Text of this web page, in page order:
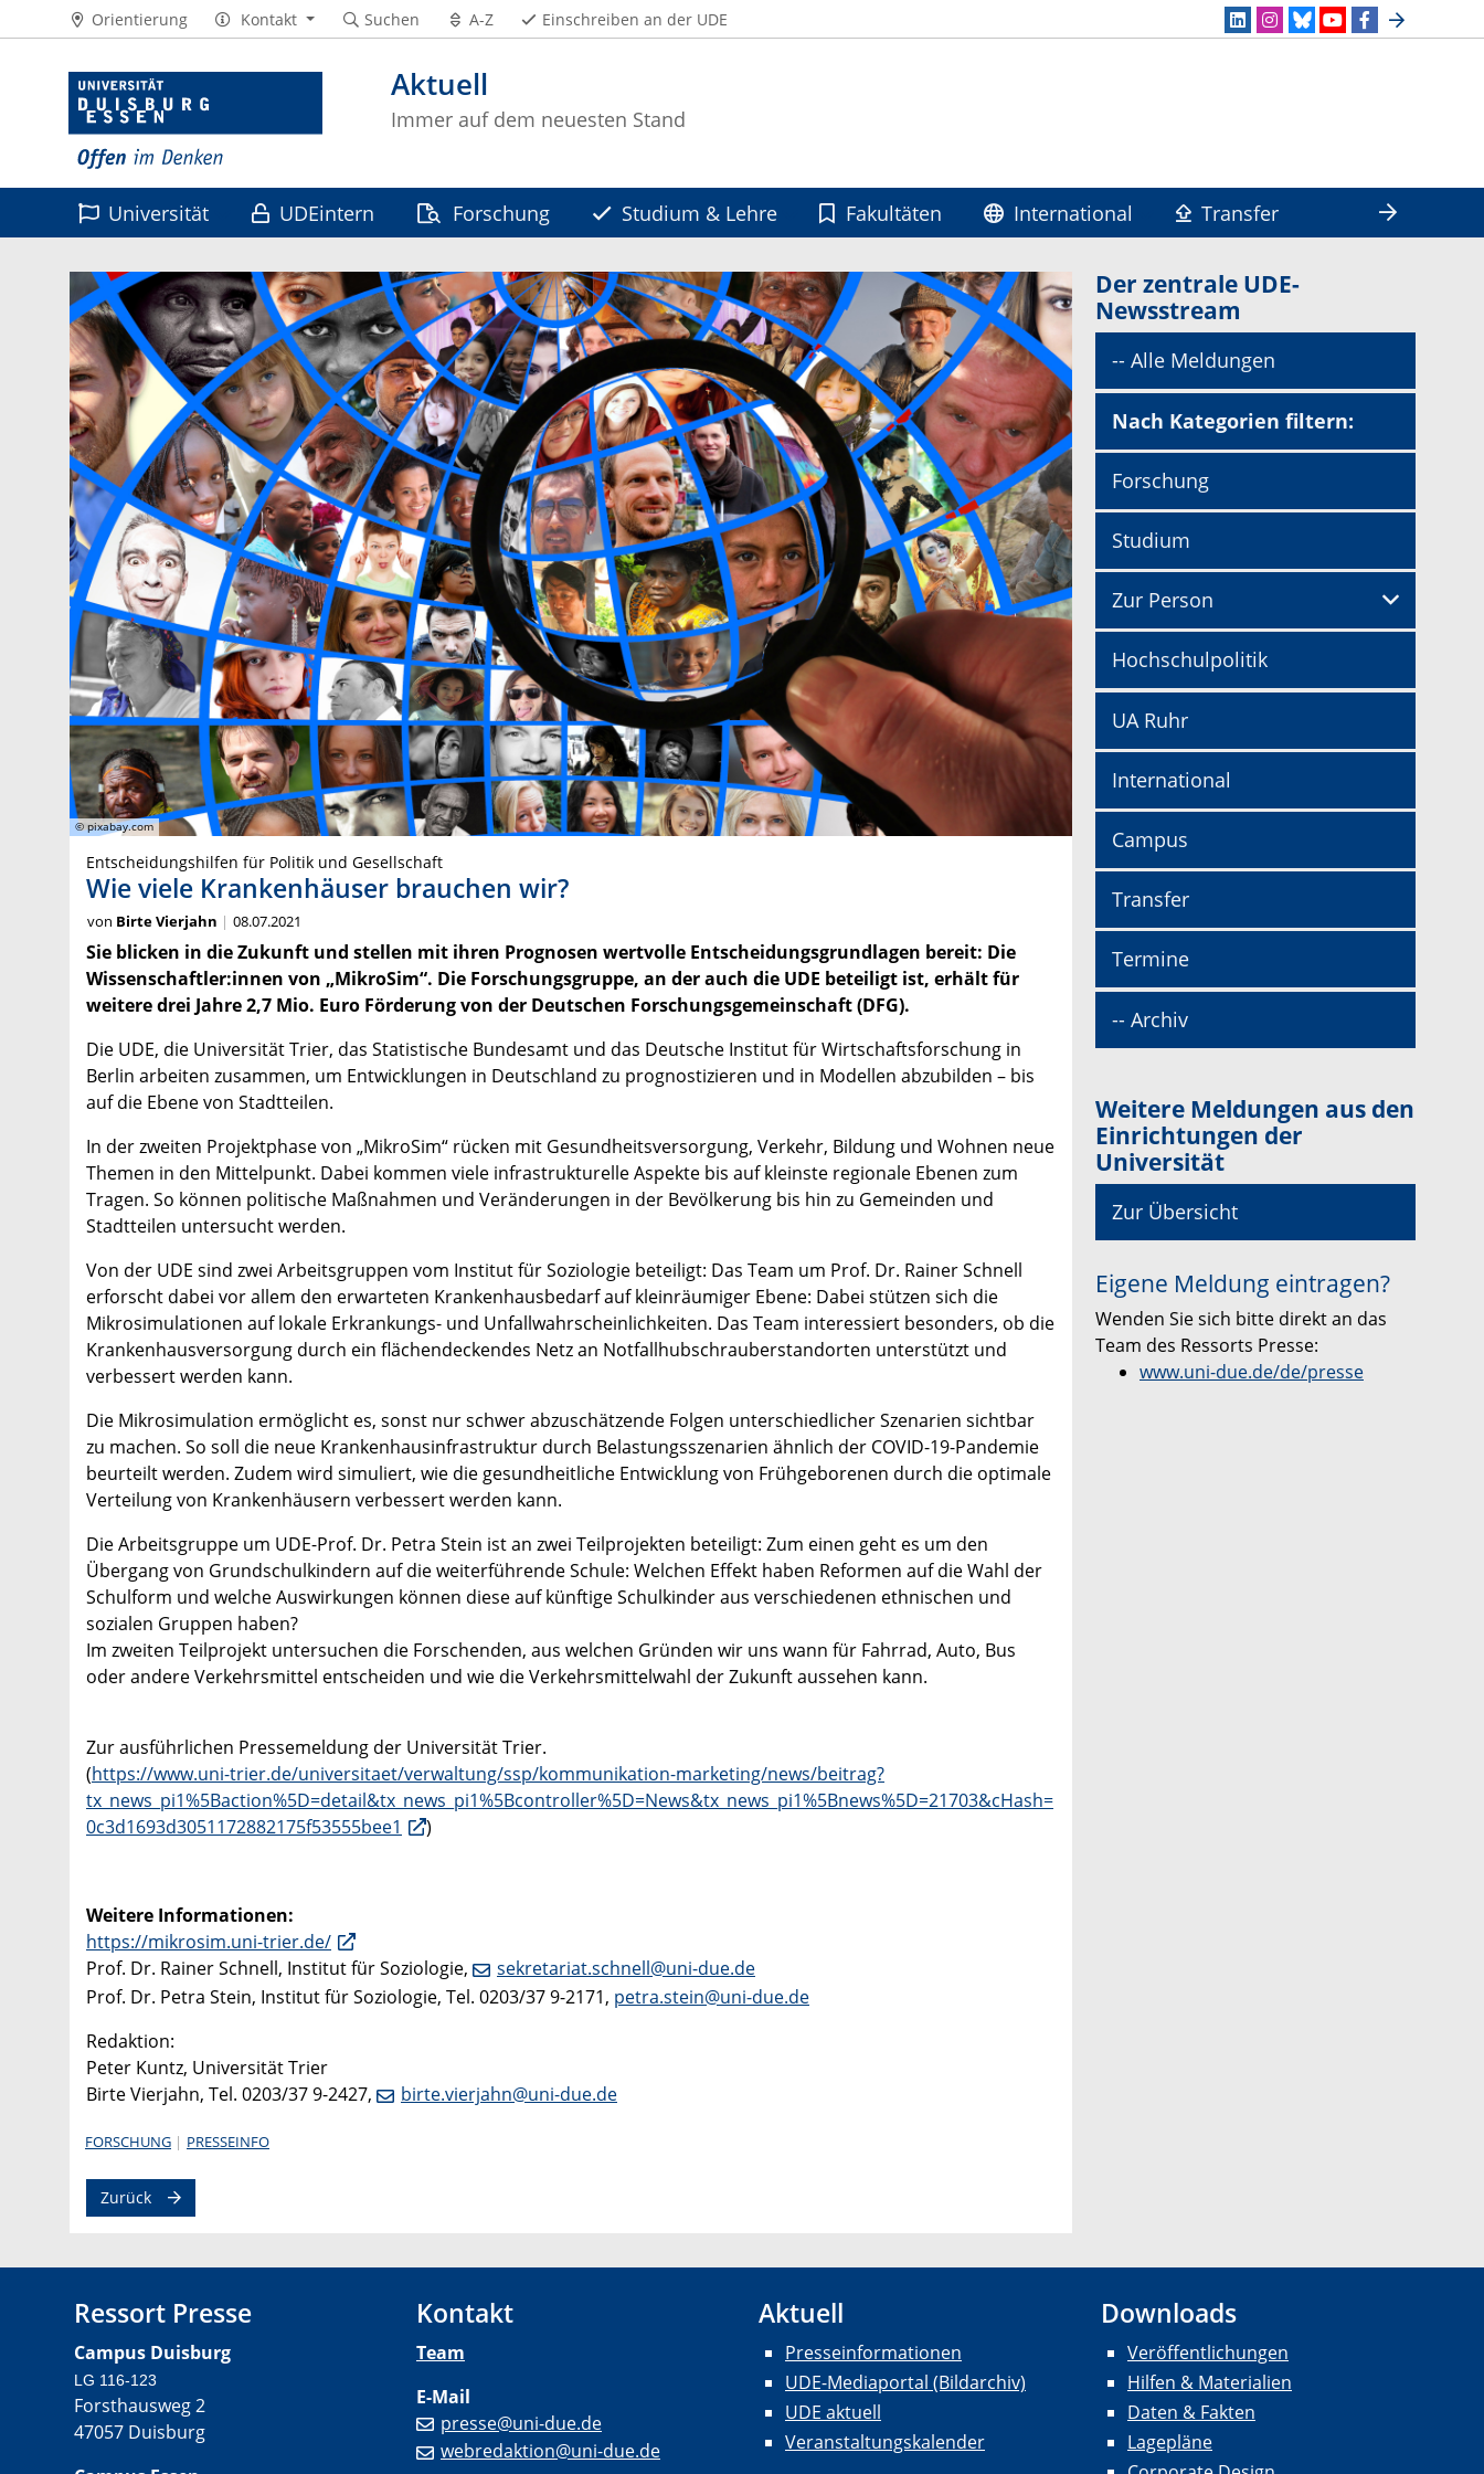
Aktuell
Immer auf dem neuesten Stand
Orientierung Kontakt Suchen A-Z Einschreiben an der UDE
Universität UDEintern Forschung Studium & Lehre Fakultäten International
Transfer
© pixabay.com
Entscheidungshilfen für Politik und Gesellschaft
Wie viele Krankenhäuser brauchen wir?
von Birte Vierjahn 08.07.2021
Sie blicken in die Zukunft und stellen mit ihren Prognosen wertvolle Entscheidungsgrundlagen bereit: Die
Wissenschaftler:innen von „MikroSim“. Die Forschungsgruppe, an der auch die UDE beteiligt ist, erhält für
weitere drei Jahre 2,7 Mio. Euro Förderung von der Deutschen Forschungsgemeinschaft (DFG).
Die UDE, die Universität Trier, das Statistische Bundesamt und das Deutsche Institut für Wirtschaftsforschung in
Berlin arbeiten zusammen, um Entwicklungen in Deutschland zu prognostizieren und in Modellen abzubilden – bis
auf die Ebene von Stadtteilen.
In der zweiten Projektphase von „MikroSim“ rücken mit Gesundheitsversorgung, Verkehr, Bildung und Wohnen neue
Themen in den Mittelpunkt. Dabei kommen viele infrastrukturelle Aspekte bis auf kleinste regionale Ebenen zum
Tragen. So können politische Maßnahmen und Veränderungen in der Bevölkerung bis hin zu Gemeinden und
Stadtteilen untersucht werden.
Von der UDE sind zwei Arbeitsgruppen vom Institut für Soziologie beteiligt: Das Team um Prof. Dr. Rainer Schnell
erforscht dabei vor allem den erwarteten Krankenhausbedarf auf kleinräumiger Ebene: Dabei stützen sich die
Mikrosimulationen auf lokale Erkrankungs- und Unfallwahrscheinlichkeiten. Das Team interessiert besonders, ob die
Krankenhausversorgung durch ein flächendeckendes Netz an Notfallhubschrauberstandorten unterstützt und
verbessert werden kann.
Die Mikrosimulation ermöglicht es, sonst nur schwer abzuschätzende Folgen unterschiedlicher Szenarien sichtbar
zu machen. So soll die neue Krankenhausinfrastruktur durch Belastungsszenarien ähnlich der COVID-19-Pandemie
beurteilt werden. Zudem wird simuliert, wie die gesundheitliche Entwicklung von Frühgeborenen durch die optimale
Verteilung von Krankenhäusern verbessert werden kann.
Die Arbeitsgruppe um UDE-Prof. Dr. Petra Stein ist an zwei Teilprojekten beteiligt: Zum einen geht es um den
Übergang von Grundschulkindern auf die weiterführende Schule: Welchen Effekt haben Reformen auf die Wahl der
Schulform und welche Auswirkungen können diese auf künftige Schulkinder aus verschiedenen ethnischen und
sozialen Gruppen haben?
Im zweiten Teilprojekt untersuchen die Forschenden, aus welchen Gründen wir uns wann für Fahrrad, Auto, Bus
oder andere Verkehrsmittel entscheiden und wie die Verkehrsmittelwahl der Zukunft aussehen kann.
Zur ausführlichen Pressemeldung der Universität Trier.
(https://www.uni-trier.de/universitaet/verwaltung/ssp/kommunikation-marketing/news/beitrag?
tx_news_pi1%5Baction%5D=detail&tx_news_pi1%5Bcontroller%5D=News&tx_news_pi1%5Bnews%5D=21703&cHash=
0c3d1693d3051172882175f53555bee1
)
Weitere Informationen:
https://mikrosim.uni-trier.de/
Prof. Dr. Rainer Schnell, Institut für Soziologie,
sekretariat.schnell@uni-due.de
Prof. Dr. Petra Stein, Institut für Soziologie, Tel. 0203/37 9-2171, petra.stein@uni-due.de
Redaktion:
Peter Kuntz, Universität Trier
Birte Vierjahn, Tel. 0203/37 9-2427,
birte.vierjahn@uni-due.de
FORSCHUNG PRESSEINFO
Zurück
Der zentrale UDE-
Newsstream
-- Alle Meldungen
Nach Kategorien filtern:
Forschung
Studium
Zur Person
Hochschulpolitik
UA Ruhr
International
Campus
Transfer
Termine
-- Archiv
Weitere Meldungen aus den
Einrichtungen der
Universität
Zur Übersicht
Eigene Meldung eintragen?
Wenden Sie sich bitte direkt an das
Team des Ressorts Presse:
www.uni-due.de/de/presse
Ressort Presse
Campus Duisburg
LG 116-123
Forsthausweg 2
47057 Duisburg
Kontakt
Team
E-Mail
presse@uni-due.de
webredaktion@uni-due.de
Aktuell
Presseinformationen
UDE-Mediaportal (Bildarchiv)
UDE aktuell
Veranstaltungskalender
Downloads
Veröffentlichungen
Hilfen & Materialien
Daten & Fakten
Lagepläne